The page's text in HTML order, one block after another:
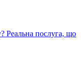
Реальна послуга, що